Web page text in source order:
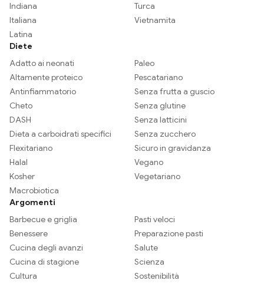
Indiana
Italiana
Latina
Turca
Vietnamita
Diete
Adatto ai neonati
Altamente proteico
Antinfiammatorio
Cheto
DASH
Dieta a carboidrati specifici
Flexitariano
Halal
Kosher
Macrobiotica
Paleo
Pescatariano
Senza frutta a guscio
Senza glutine
Senza latticini
Senza zucchero
Sicuro in gravidanza
Vegano
Vegetariano
Argomenti
Barbecue e griglia
Benessere
Cucina degli avanzi
Cucina di stagione
Cultura
Pasti veloci
Preparazione pasti
Salute
Scienza
Sostenibilità